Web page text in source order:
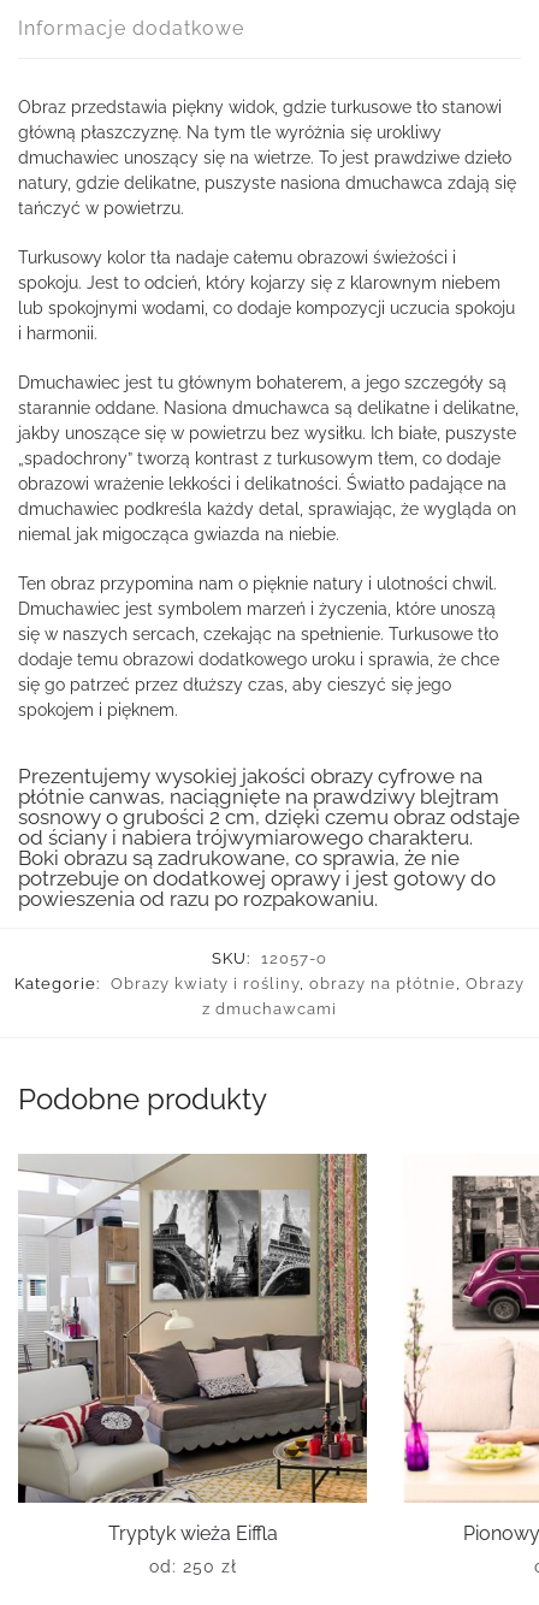
Informacje dodatkowe
Obraz przedstawia piękny widok, gdzie turkusowe tło stanowi
główną płaszczyznę. Na tym tle wyróżnia się urokliwy
dmuchawiec unoszący się na wietrze. To jest prawdziwe dzieło
natury, gdzie delikatne, puszyste nasiona dmuchawca zdają się
tańczyć w powietrzu.
Turkusowy kolor tła nadaje całemu obrazowi świeżości i
spokoju. Jest to odcień, który kojarzy się z klarownym niebem
lub spokojnymi wodami, co dodaje kompozycji uczucia spokoju
i harmonii.
Dmuchawiec jest tu głównym bohaterem, a jego szczegóły są
starannie oddane. Nasiona dmuchawca są delikatne i delikatne,
jakby unoszące się w powietrzu bez wysiłku. Ich białe, puszyste
„spadochrony” tworzą kontrast z turkusowym tłem, co dodaje
obrazowi wrażenie lekkości i delikatności. Światło padające na
dmuchawiec podkreśla każdy detal, sprawiając, że wygląda on
niemal jak migocząca gwiazda na niebie.
Ten obraz przypomina nam o pięknie natury i ulotności chwil.
Dmuchawiec jest symbolem marzeń i życzenia, które unoszą
się w naszych sercach, czekając na spełnienie. Turkusowe tło
dodaje temu obrazowi dodatkowego uroku i sprawia, że chce
się go patrzeć przez dłuższy czas, aby cieszyć się jego
spokojem i pięknem.
Prezentujemy wysokiej jakości obrazy cyfrowe na
płótnie canwas, naciągnięte na prawdziwy blejtram
sosnowy o grubości 2 cm, dzięki czemu obraz odstaje
od ściany i nabiera trójwymiarowego charakteru.
Boki obrazu są zadrukowane, co sprawia, że nie
potrzebuje on dodatkowej oprawy i jest gotowy do
powieszenia od razu po rozpakowaniu.
SKU:
12057-o
Kategorie:
Obrazy kwiaty i rośliny obrazy na płótnie Obrazy
z dmuchawcami
Podobne produkty
Tryptyk wieża Eiffla
od: 250 zł